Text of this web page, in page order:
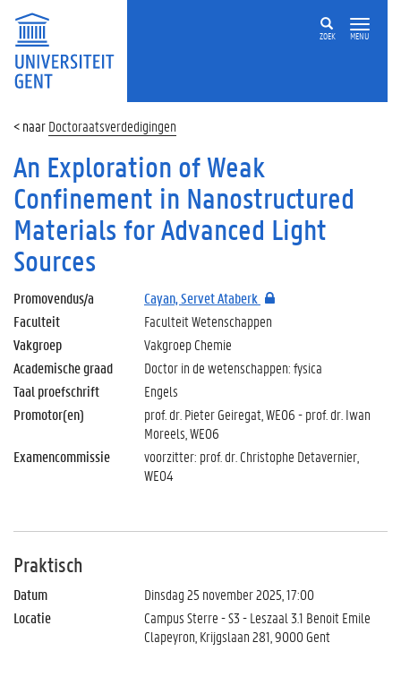
ZOEK MENU
Doctoraatsverdedigingen
An Exploration of Weak
Confinement in Nanostructured
Materials for Advanced Light
Sources
Promovendus/a
Cayan, Servet Ataberk
Faculteit
Faculteit Wetenschappen
Vakgroep
Vakgroep Chemie
Academische graad
Doctor in de wetenschappen: fysica
Taal proefschrift
Engels
Promotor(en)
prof. dr. Pieter Geiregat, WE06 - prof. dr. Iwan
Moreels, WE06
Examencommissie
voorzitter: prof. dr. Christophe Detavernier,
WE04
Praktisch
Datum
Dinsdag 25 november 2025, 17:00
Locatie
Campus Sterre - S3 - Leszaal 3.1 Benoit Emile
Clapeyron, Krijgslaan 281, 9000 Gent